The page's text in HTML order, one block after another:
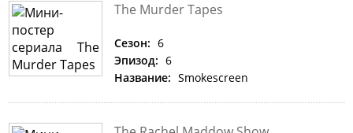
The Murder Tapes
Сезон: 6
Эпизод: 6
Название: Smokescreen